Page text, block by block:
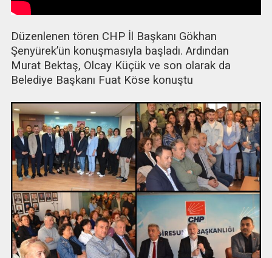
Düzenlenen tören CHP İl Başkanı Gökhan
Şenyürek’ün konuşmasıyla başladı. Ardından
Murat Bektaş, Olcay Küçük ve son olarak da
Belediye Başkanı Fuat Köse konuştu